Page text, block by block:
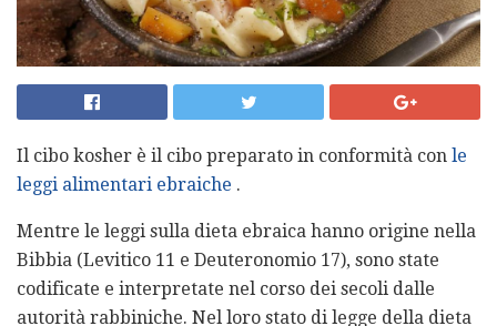
Il cibo kosher è il cibo preparato in conformità con le
leggi alimentari ebraiche .
Mentre le leggi sulla dieta ebraica hanno origine nella
Bibbia (Levitico 11 e Deuteronomio 17), sono state
codificate e interpretate nel corso dei secoli dalle
autorità rabbiniche. Nel loro stato di legge della dieta